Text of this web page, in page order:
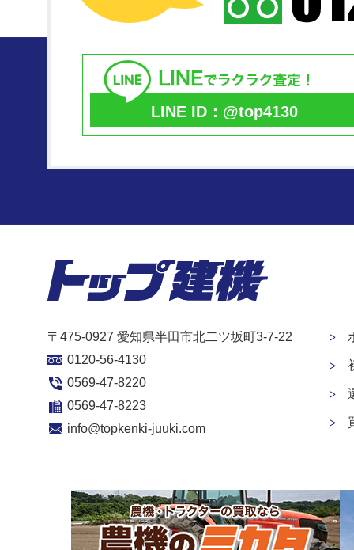
LINE ID：@top4130
〒475-0927 愛知県半田市北二ツ坂町3-7-22
0120-56-4130
0569-47-8220
0569-47-8223
info@topkenki-juuki.com